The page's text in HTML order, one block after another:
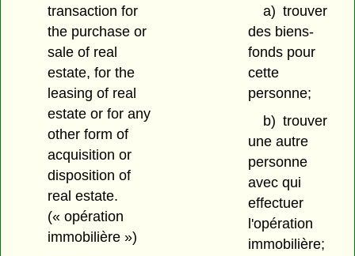
transaction for
the purchase or
sale of real
estate, for the
leasing of real
estate or for any
other form of
acquisition or
disposition of
real estate.
(« opération
immobilière »)
a) trouver
des biens-
fonds pour
cette
personne;
b) trouver
une autre
personne
avec qui
effectuer
l'opération
immobilière;